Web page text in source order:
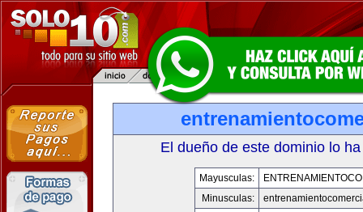
El dueño de este dominio lo
Mayusculas:
Minusculas: